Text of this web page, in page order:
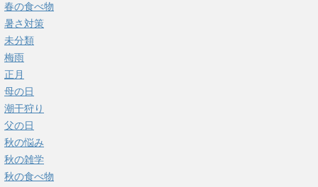
春の食べ物
暑さ対策
未分類
梅雨
正月
母の日
潮干狩り
父の日
秋の悩み
秋の雑学
秋の食べ物